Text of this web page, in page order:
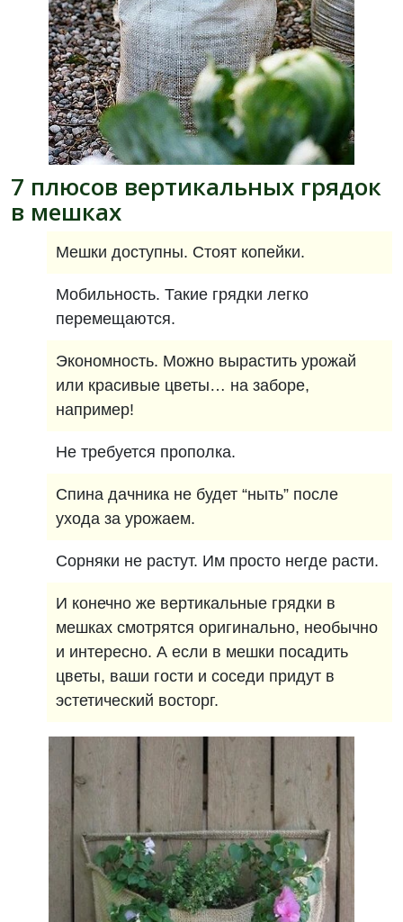
7 плюсов вертикальных грядок
в мешках
Мешки доступны. Стоят копейки.
Мобильность. Такие грядки легко
перемещаются.
Экономность. Можно вырастить урожай
или красивые цветы… на заборе,
например!
Не требуется прополка.
Спина дачника не будет “ныть” после
ухода за урожаем.
Сорняки не растут. Им просто негде расти.
И конечно же вертикальные грядки в
мешках смотрятся оригинально, необычно
и интересно. А если в мешки посадить
цветы, ваши гости и соседи придут в
эстетический восторг.